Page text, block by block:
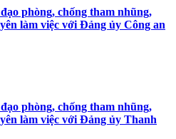
phòng, chống tham nhũng,
làm việc với Đảng ủy Công an
phòng, chống tham nhũng,
làm việc với Đảng ủy Thanh